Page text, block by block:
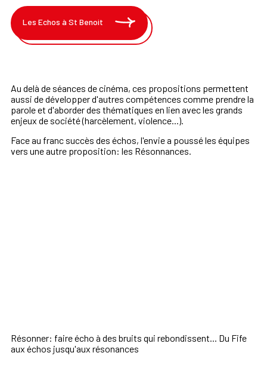
Les Echos à St Benoit
Au delà de séances de cinéma, ces propositions permettent
aussi de développer d'autres compétences comme prendre la
parole et d'aborder des thématiques en lien avec les grands
enjeux de société (harcèlement, violence...).
Face au franc succès des échos, l'envie a poussé les équipes
vers une autre proposition: les Résonnances.
Résonner: faire écho à des bruits qui rebondissent... Du Fife
aux échos jusqu'aux résonances